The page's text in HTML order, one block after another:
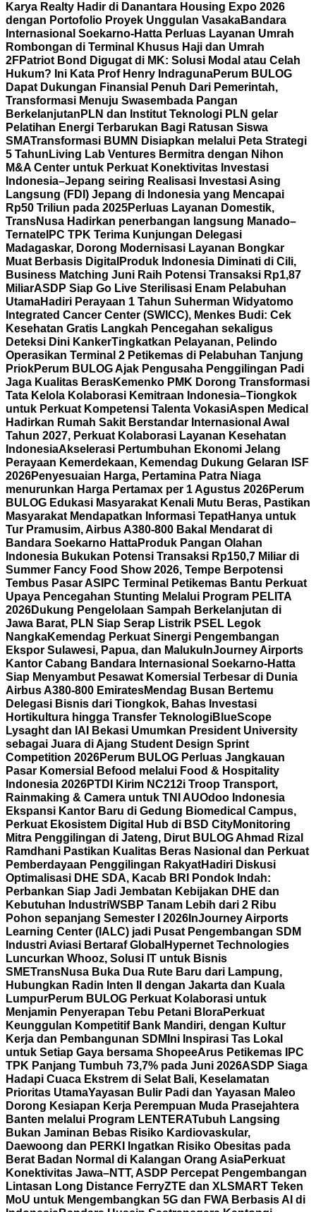
Karya Realty Hadir di Danantara Housing Expo 2026
dengan Portofolio Proyek Unggulan VasakaBandara
Internasional Soekarno-Hatta Perluas Layanan Umrah
Rombongan di Terminal Khusus Haji dan Umrah
2FPatriot Bond Digugat di MK: Solusi Modal atau Celah
Hukum? Ini Kata Prof Henry IndragunaPerum BULOG
Dapat Dukungan Finansial Penuh Dari Pemerintah,
Transformasi Menuju Swasembada Pangan
Berkelanjutan PLN dan Institut Teknologi PLN gelar
Pelatihan Energi Terbarukan Bagi Ratusan Siswa
SMATransformasi BUMN Disiapkan melalui Peta Strategi
5 Tahun Living Lab Ventures Bermitra dengan Nihon
M&A Center untuk Perkuat Konektivitas Investasi
Indonesia–Jepang seiring Realisasi Investasi Asing
Langsung (FDI) Jepang di Indonesia yang Mencapai
Rp50 Triliun pada 2025Perluas Layanan Domestik,
TransNusa Hadirkan penerbangan langsung Manado–
Ternate IPC TPK Terima Kunjungan Delegasi
Madagaskar, Dorong Modernisasi Layanan Bongkar
Muat Berbasis Digital Produk Indonesia Diminati di Cili,
Business Matching Juni Raih Potensi Transaksi Rp1,87
MiliarASDP Siap Go Live Sterilisasi Enam Pelabuhan
UtamaHadiri Perayaan 1 Tahun Suherman Widyatomo
Integrated Cancer Center (SWICC), Menkes Budi: Cek
Kesehatan Gratis Langkah Pencegahan sekaligus
Deteksi Dini KankerTingkatkan Pelayanan, Pelindo
Operasikan Terminal 2 Petikemas di Pelabuhan Tanjung
PriokPerum BULOG Ajak Pengusaha Penggilingan Padi
Jaga Kualitas BerasKemenko PMK Dorong Transformasi
Tata Kelola Kolaborasi Kemitraan Indonesia–Tiongkok
untuk Perkuat Kompetensi Talenta VokasiAspen Medical
Hadirkan Rumah Sakit Berstandar Internasional Awal
Tahun 2027, Perkuat Kolaborasi Layanan Kesehatan
IndonesiaAkselerasi Pertumbuhan Ekonomi Jelang
Perayaan Kemerdekaan, Kemendag Dukung Gelaran ISF
2026Penyesuaian Harga, Pertamina Patra Niaga
menurunkan Harga Pertamax per 1 Agustus 2026Perum
BULOG Edukasi Masyarakat Kenali Mutu Beras, Pastikan
Masyarakat Mendapatkan Informasi TepatHanya untuk
Tur Pramusim, Airbus A380-800 Bakal Mendarat di
Bandara Soekarno HattaProduk Pangan Olahan
Indonesia Bukukan Potensi Transaksi Rp150,7 Miliar di
Summer Fancy Food Show 2026, Tempe Berpotensi
Tembus Pasar AS IPC Terminal Petikemas Bantu Perkuat
Upaya Pencegahan Stunting Melalui Program PELITA
2026Dukung Pengelolaan Sampah Berkelanjutan di
Jawa Barat, PLN Siap Serap Listrik PSEL Legok
NangkaKemendag Perkuat Sinergi Pengembangan
Ekspor Sulawesi, Papua, dan Maluku InJourney Airports
Kantor Cabang Bandara Internasional Soekarno-Hatta
Siap Menyambut Pesawat Komersial Terbesar di Dunia
Airbus A380-800 EmiratesMendag Busan Bertemu
Delegasi Bisnis dari Tiongkok, Bahas Investasi
Hortikultura hingga Transfer TeknologiBlueScope
Lysaght dan IAI Bekasi Umumkan President University
sebagai Juara di Ajang Student Design Sprint
Competition 2026Perum BULOG Perluas Jangkauan
Pasar Komersial Befood melalui Food & Hospitality
Indonesia 2026PTDI Kirim NC212i Troop Transport,
Rainmaking & Camera untuk TNI AUOdoo Indonesia
Ekspansi Kantor Baru di Gedung Biomedical Campus,
Perkuat Ekosistem Digital Hub di BSD CityMonitoring
Mitra Penggilingan di Jateng, Dirut BULOG Ahmad Rizal
Ramdhani Pastikan Kualitas Beras Nasional dan Perkuat
Pemberdayaan Penggilingan RakyatHadiri Diskusi
Optimalisasi DHE SDA, Kacab BRI Pondok Indah:
Perbankan Siap Jadi Jembatan Kebijakan DHE dan
Kebutuhan IndustriWSBP Tanam Lebih dari 2 Ribu
Pohon sepanjang Semester I 2026 InJourney Airports
Learning Center (IALC) jadi Pusat Pengembangan SDM
Industri Aviasi Bertaraf Global Hypernet Technologies
Luncurkan Whooz, Solusi IT untuk Bisnis
SMETransNusa Buka Dua Rute Baru dari Lampung,
Hubungkan Radin Inten II dengan Jakarta dan Kuala
LumpurPerum BULOG Perkuat Kolaborasi untuk
Menjamin Penyerapan Tebu Petani BloraPerkuat
Keunggulan Kompetitif Bank Mandiri, dengan Kultur
Kerja dan Pembangunan SDM Ini Inspirasi Tas Lokal
untuk Setiap Gaya bersama ShopeeArus Petikemas IPC
TPK Panjang Tumbuh 73,7% pada Juni 2026ASDP Siaga
Hadapi Cuaca Ekstrem di Selat Bali, Keselamatan
Prioritas UtamaYayasan Bulir Padi dan Yayasan Maleo
Dorong Kesiapan Kerja Perempuan Muda Prasejahtera
Banten melalui Program LENTERATubuh Langsing
Bukan Jaminan Bebas Risiko Kardiovaskular,
Daewoong dan PERKI Ingatkan Risiko Obesitas pada
Berat Badan Normal di Kalangan Orang AsiaPerkuat
Konektivitas Jawa–NTT, ASDP Percepat Pengembangan
Lintasan Long Distance FerryZTE dan XLSMART Teken
MoU untuk Mengembangkan 5G dan FWA Berbasis AI di